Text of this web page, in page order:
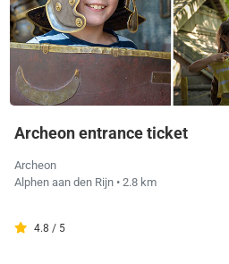
Archeon entrance ticket
Archeon
Alphen aan den Rijn • 2.8 km
4.8 / 5